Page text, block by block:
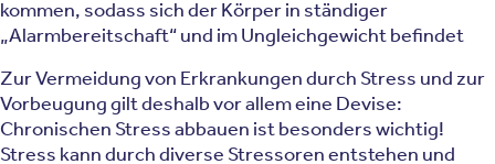
kommen, sodass sich der Körper in ständiger
„Alarmbereitschaft“ und im Ungleichgewicht befindet
Zur Vermeidung von Erkrankungen durch Stress und zur
Vorbeugung gilt deshalb vor allem eine Devise:
Chronischen Stress abbauen ist besonders wichtig!
Stress kann durch diverse Stressoren entstehen und